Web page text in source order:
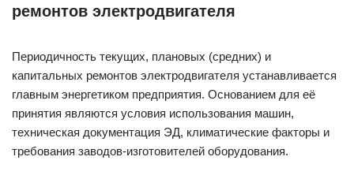
ремонтов электродвигателя
Периодичность текущих, плановых (средних) и
капитальных ремонтов электродвигателя устанавливается
главным энергетиком предприятия. Основанием для её
принятия являются условия использования машин,
техническая документация ЭД, климатические факторы и
требования заводов-изготовителей оборудования.